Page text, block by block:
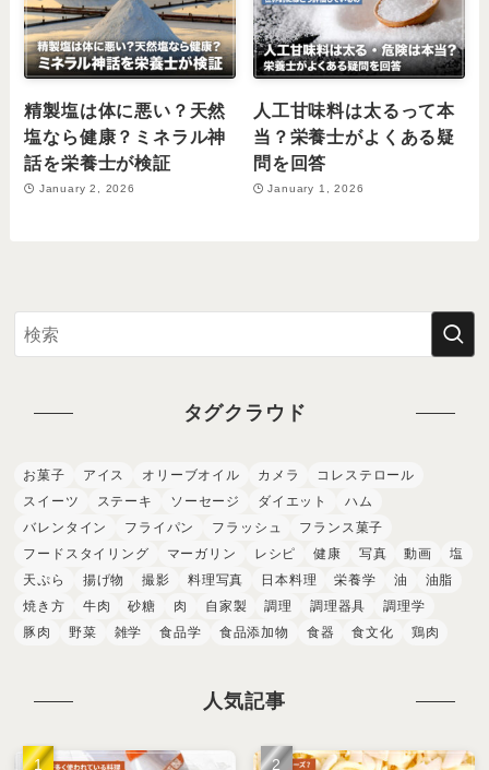
精製塩は体に悪い？天然
塩なら健康？ミネラル神
話を栄養士が検証
January 2, 2026
人工甘味料は太るって本
当？栄養士がよくある疑
問を回答
January 1, 2026
タグクラウド
お菓子 アイス オリーブオイル カメラ
コレステロール
スイーツ
ステーキ ソーセージ ダイエット
ハム
バレンタイン
フライパン フラッシュ
フランス菓子
フードスタイリング
マーガリン レシピ 健康 写真 動画
塩
天ぷら
揚げ物 撮影 料理写真 日本料理 栄養学 油
油脂
焼き方
牛肉 砂糖 肉 自家製 調理 調理器具
調理学
豚肉
野菜 雑学 食品学 食品添加物 食器 食文化 鶏肉
人気記事